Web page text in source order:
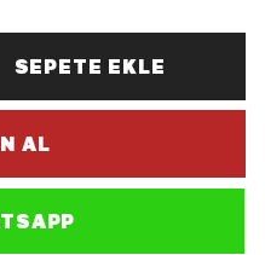
SEPETE EKLE
AL